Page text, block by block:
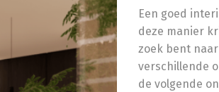
Een goed
deze manier
zoek bent
verschillende
de volgende